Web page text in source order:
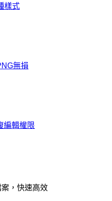
樣式
無損
編輯權限
，快速高效